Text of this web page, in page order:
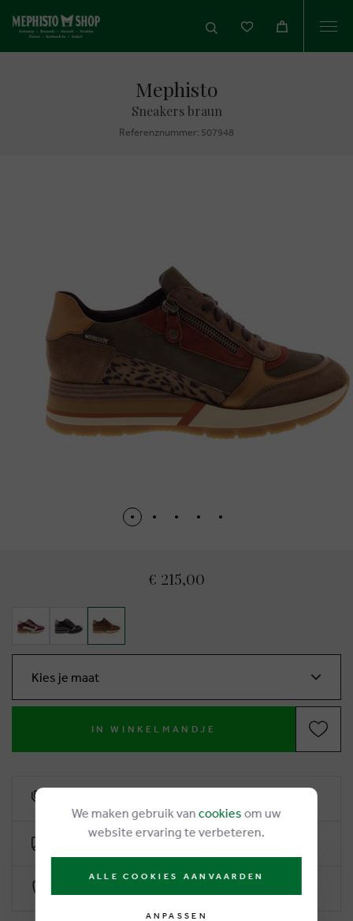
Mephisto
Sneakers braun
Referenznummer: 507948
€ 215,00
Kies je maat
IN WINKELMANDJE
Kostenlose Lieferung ab €50
We maken gebruik van cookies om uw
website ervaring te verbeteren.
ALLE COOKIES AANVAARDEN
ANPASSEN